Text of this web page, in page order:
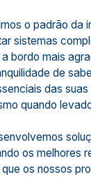
o padrão da
sistemas
bordo mais
de
das
quando
os melhores
os nossos